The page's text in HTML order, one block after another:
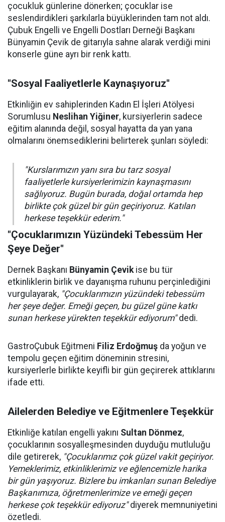
çocukluk günlerine dönerken; çocuklar ise
seslendirdikleri şarkılarla büyüklerinden tam not aldı.
Çubuk Engelli ve Engelli Dostları Derneği Başkanı
Bünyamin Çevik de gitarıyla sahne alarak verdiği mini
konserle güne ayrı bir renk kattı.
"Sosyal Faaliyetlerle Kaynaşıyoruz"
Etkinliğin ev sahiplerinden Kadın El İşleri Atölyesi
Sorumlusu Neslihan Yiğiner, kursiyerlerin sadece
eğitim alanında değil, sosyal hayatta da yan yana
olmalarını önemsediklerini belirterek şunları söyledi:
"Kurslarımızın yanı sıra bu tarz sosyal
faaliyetlerle kursiyerlerimizin kaynaşmasını
sağlıyoruz. Bugün burada, doğal ortamda hep
birlikte çok güzel bir gün geçiriyoruz. Katılan
herkese teşekkür ederim."
"Çocuklarımızın Yüzündeki Tebessüm Her
Şeye Değer"
Dernek Başkanı Bünyamin Çevikise bu tür
etkinliklerin birlik ve dayanışma ruhunu perçinlediğini
vurgulayarak, "Çocuklarımızın yüzündeki tebessüm
her şeye değer. Emeği geçen, bu güzel güne katkı
sunan herkese yürekten teşekkür ediyorum"dedi.
GastroÇubuk Eğitmeni Filiz Erdoğmuş da yoğun ve
tempolu geçen eğitim döneminin stresini,
kursiyerlerle birlikte keyifli bir gün geçirerek attıklarını
ifade etti.
Ailelerden Belediye ve Eğitmenlere Teşekkür
Etkinliğe katılan engelli yakını Sultan Dönmez,
çocuklarının sosyalleşmesinden duyduğu mutluluğu
dile getirerek, "Çocuklarımız çok güzel vakit geçiriyor.
Yemeklerimiz, etkinliklerimiz ve eğlencemizle harika
bir gün yaşıyoruz. Bizlere bu imkanları sunan Belediye
Başkanımıza, öğretmenlerimize ve emeği geçen
herkese çok teşekkür ediyoruz"diyerek memnuniyetini
özetledi.